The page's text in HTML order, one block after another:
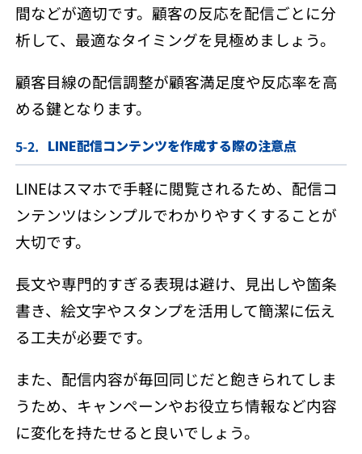
間などが適切です。顧客の反応を配信ごとに分
析して、最適なタイミングを見極めましょう。
顧客目線の配信調整が顧客満足度や反応率を高
める鍵となります。
LINE配信コンテンツを作成する際の注意点
LINEはスマホで手軽に閲覧されるため、配信コ
ンテンツはシンプルでわかりやすくすることが
大切です。
長文や専門的すぎる表現は避け、見出しや箇条
書き、絵文字やスタンプを活用して簡潔に伝え
る工夫が必要です。
また、配信内容が毎回同じだと飽きられてしま
うため、キャンペーンやお役立ち情報など内容
に変化を持たせると良いでしょう。